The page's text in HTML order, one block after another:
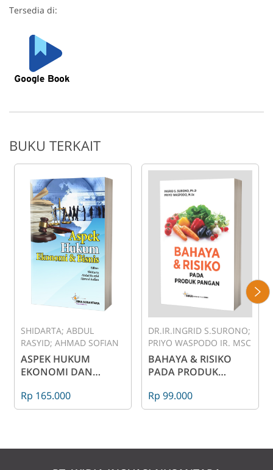
Tersedia di:
BUKU TERKAIT
SHIDARTA; ABDUL
RASYID; AHMAD SOFIAN
ASPEK HUKUM
EKONOMI DAN
Rp 165.000
DR.IR.INGRID S.SURONO;
PRIYO WASPODO IR. MSC
BAHAYA & RISIKO
PADA PRODUK
Rp 99.000